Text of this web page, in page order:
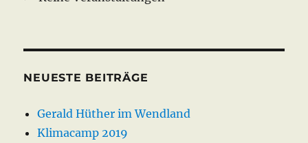
NEUESTE BEITRÄGE
Gerald Hüther im Wendland
Klimacamp 2019